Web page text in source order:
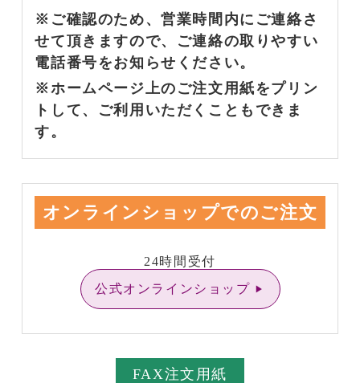
※ご確認のため、営業時間内にご連絡さ
せて頂きますので、ご連絡の取りやすい
電話番号をお知らせください。
※ホームページ上のご注文用紙をプリン
トして、ご利用いただくこともできま
す。
オンラインショップでのご注文
24時間受付
公式オンラインショップ
FAX注文用紙